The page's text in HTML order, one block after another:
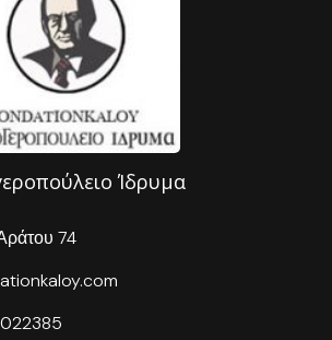
Ίδρυμα
74